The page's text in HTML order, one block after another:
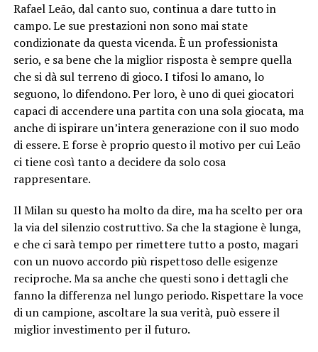
Rafael Leão, dal canto suo, continua a dare tutto in
campo. Le sue prestazioni non sono mai state
condizionate da questa vicenda. È un professionista
serio, e sa bene che la miglior risposta è sempre quella
che si dà sul terreno di gioco. I tifosi lo amano, lo
seguono, lo difendono. Per loro, è uno di quei giocatori
capaci di accendere una partita con una sola giocata, ma
anche di ispirare un’intera generazione con il suo modo
di essere. E forse è proprio questo il motivo per cui Leão
ci tiene così tanto a decidere da solo cosa
rappresentare.
Il Milan su questo ha molto da dire, ma ha scelto per ora
la via del silenzio costruttivo. Sa che la stagione è lunga,
e che ci sarà tempo per rimettere tutto a posto, magari
con un nuovo accordo più rispettoso delle esigenze
reciproche. Ma sa anche che questi sono i dettagli che
fanno la differenza nel lungo periodo. Rispettare la voce
di un campione, ascoltare la sua verità, può essere il
miglior investimento per il futuro.